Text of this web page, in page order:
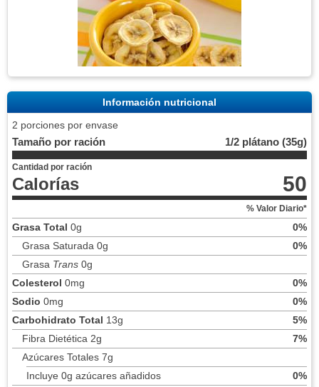
Información nutricional
2 porciones por envase
Tamaño por ración 1/2 plátano (35g)
Cantidad por ración
Calorías 50
% Valor Diario*
Grasa Total 0g
0%
Grasa Saturada 0g
0%
Grasa Trans0g
Colesterol 0mg
0%
Sodio 0mg
0%
Carbohidrato Total 13g
5%
Fibra Dietética 2g
7%
Azúcares Totales 7g
Incluye 0g azúcares añadidos
0%